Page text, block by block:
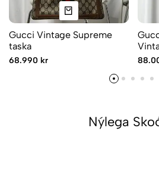
Gucci Vintage Supreme
taska
68.990 kr
Nýlega